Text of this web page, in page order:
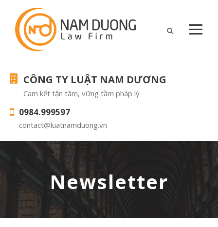
CÔNG TY LUẬT NAM DƯƠNG
Cam kết tận tâm, vững tầm pháp lý
0984.999597
contact@luatnamduong.vn
Newsletter